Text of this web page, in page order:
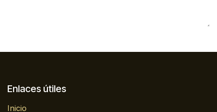
Enlaces útiles
Inicio